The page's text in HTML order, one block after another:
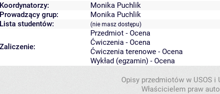
Koordynatorzy:
Monika Puchlik
Prowadzący grup:
Monika Puchlik
Lista studentów:
(nie masz dostępu)
Zaliczenie:
Przedmiot - Ocena
Ćwiczenia - Ocena
Ćwiczenia terenowe - Ocena
Wykład (egzamin) - Ocena
Opisy przedmiotów w USOS
Właścicielem praw